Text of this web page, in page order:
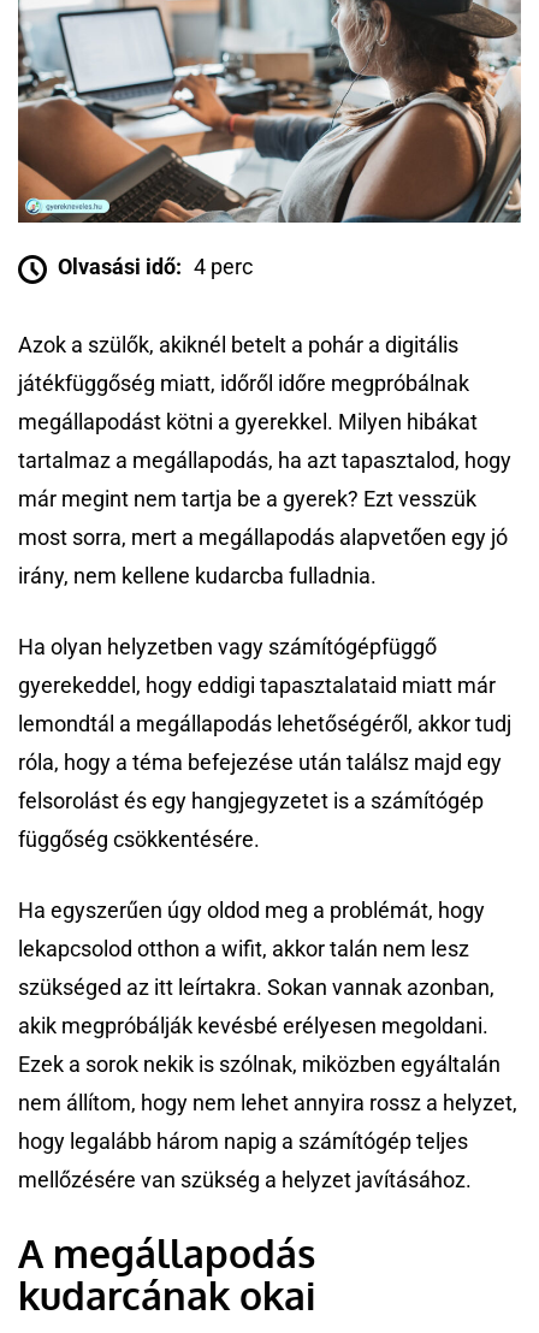
Olvasási idő: 4 perc
Azok a szülők, akiknél betelt a pohár a digitális
játékfüggőség miatt, időről időre megpróbálnak
megállapodást kötni a gyerekkel. Milyen hibákat
tartalmaz a megállapodás, ha azt tapasztalod, hogy
már megint nem tartja be a gyerek? Ezt vesszük
most sorra, mert a megállapodás alapvetően egy jó
irány, nem kellene kudarcba fulladnia.
Ha olyan helyzetben vagy számítógépfüggő
gyerekeddel, hogy eddigi tapasztalataid miatt már
lemondtál a megállapodás lehetőségéről, akkor tudj
róla, hogy a téma befejezése után találsz majd egy
felsorolást és egy hangjegyzetet is a számítógép
függőség csökkentésére.
Ha egyszerűen úgy oldod meg a problémát, hogy
lekapcsolod otthon a wifit, akkor talán nem lesz
szükséged az itt leírtakra. Sokan vannak azonban,
akik megpróbálják kevésbé erélyesen megoldani.
Ezek a sorok nekik is szólnak, miközben egyáltalán
nem állítom, hogy nem lehet annyira rossz a helyzet,
hogy legalább három napig a számítógép teljes
mellőzésére van szükség a helyzet javításához.
A megállapodás
kudarcának okai